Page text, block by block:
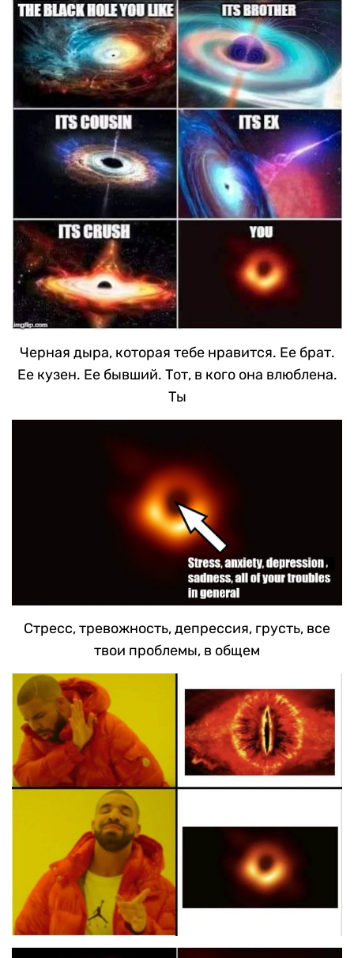
Черная дыра, которая тебе нравится. Ее брат.
Ее кузен. Ее бывший. Тот, в кого она влюблена.
Ты
Стресс, тревожность, депрессия, грусть, все
твои проблемы, в общем